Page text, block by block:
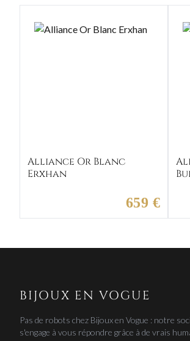
Alliance Or Blanc
Erxhan
659 €
BIJOUX EN VOGUE
Pas de robots chez Bijoux en Vogue : notre
s'engage à vous répondre grâce à de vrais